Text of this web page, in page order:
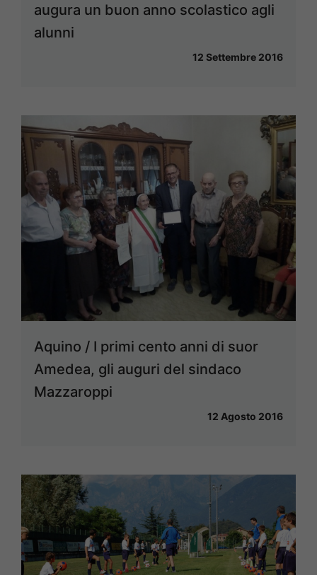
augura un buon anno scolastico agli
alunni
12 Settembre 2016
Aquino / I primi cento anni di suor
Amedea, gli auguri del sindaco
Mazzaroppi
12 Agosto 2016